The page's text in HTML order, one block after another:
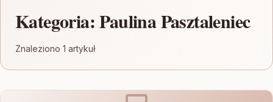
Kategoria:Paulina Pasztaleniec
Znaleziono 1 artykuł